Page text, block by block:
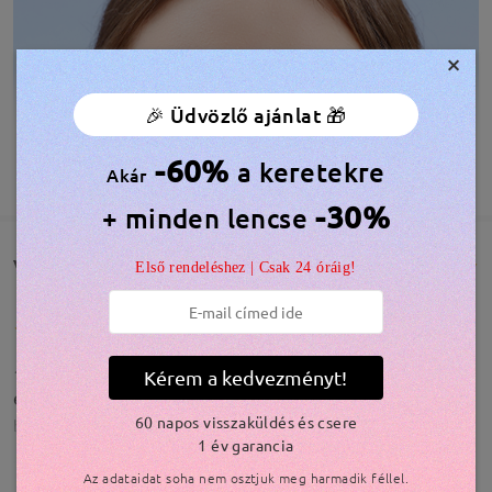
TOVÁBBIAK MEGJELENÍTÉSE
Vásárlói vélemények(102)
100%-ig elégedett vagyok a termékkel és az
elkészítési idővel,ajánlom az oldalt másoknak is.
by Finuccsi8 on Aug 26 , 2025
×
🎉 Üdvözlő ajánlat 🎁
Akár -60% a keretekre
+ minden lencse -30%
Első rendeléshez | Csak 24 óráig!
Kérem a kedvezményt!
60 napos visszaküldés és csere
1 év garancia
Az adataidat soha nem osztjuk meg harmadik féllel.